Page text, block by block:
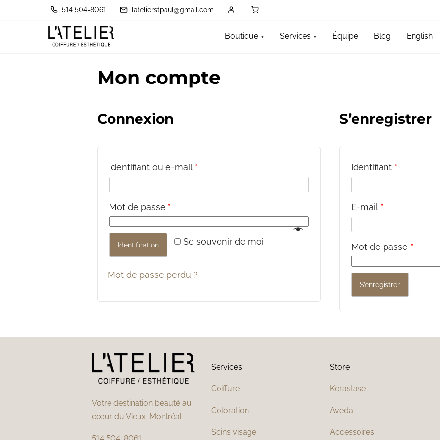
514 504-8061 latelierstpaul@gmail.com
Boutique Services Équipe Blog English
Mon compte
Connexion
Identifiant ou e-mail *
Mot de passe *
Se souvenir de moi
Identification
Mot de passe perdu ?
S’enregistrer
Identifiant *
E-mail *
Mot de passe *
S’enregistrer
Votre destination beauté au
cœur du Vieux-Montréal
Services
Coiffure
Coloration
Soins visage
Store
Kerastase
Aveda
Accessoires